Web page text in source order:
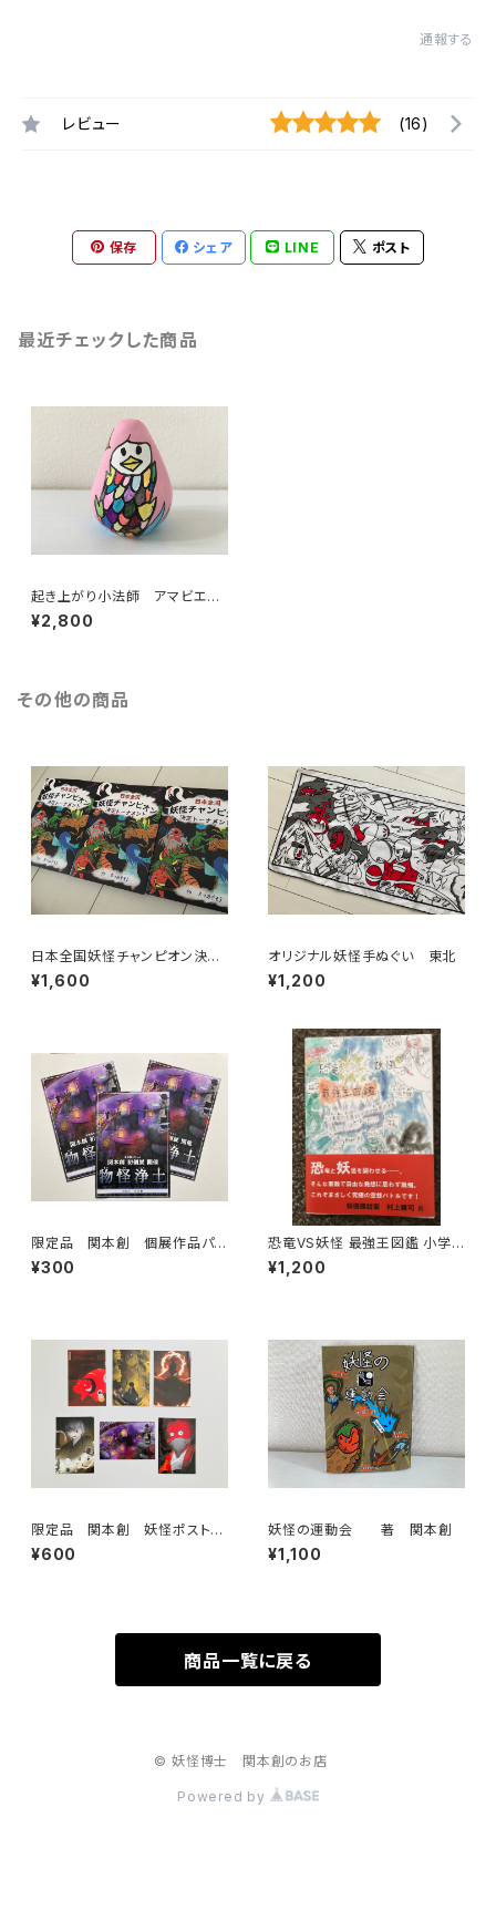
通報する
レビュー (16)
保存 シェア LINE ポスト
最近チェックした商品
起き上がり小法師 アマビエ
妖怪博士アラタ オリジナルデ
ザイン
¥2,800
その他の商品
日本全国妖怪チャンピオン決定
トーナメント 小学5年生が描い
た自費出版本
¥1,600
オリジナル妖怪手ぬぐい 東北
¥1,200
限定品 関本創 個展作品パン
フレット・妖怪・
¥300
恐竜VS妖怪 最強王図鑑 小学
生妖怪博士アラタが描いた恐竜
と妖怪のオリジナル本
¥1,200
限定品 関本創 妖怪ポストカ
ード6枚組
¥600
妖怪の運動会 著 関本創
¥1,100
商品一覧に戻る
© 妖怪博士 関本創のお店
Powered by